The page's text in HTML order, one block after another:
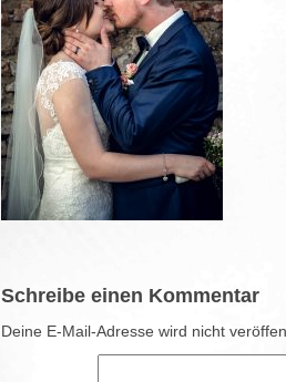
Schreibe einen Kommentar
Deine E-Mail-Adresse wird nicht